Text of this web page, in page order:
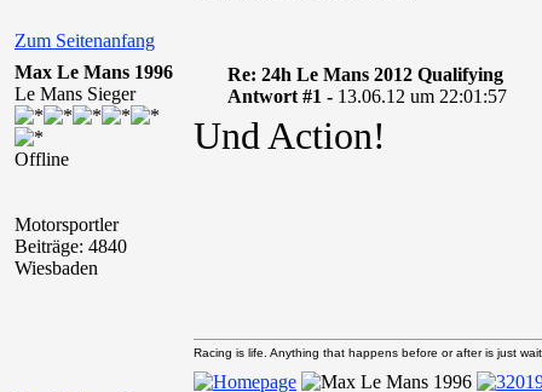
Zum Seitenanfang
Max Le Mans 1996
Le Mans Sieger
Offline
Motorsportler
Beiträge: 4840
Wiesbaden
Re: 24h Le Mans 2012 Qualifying
Antwort #1 - 13.06.12 um 22:01:57
Und Action!
Racing is life. Anything that happens before or after is just